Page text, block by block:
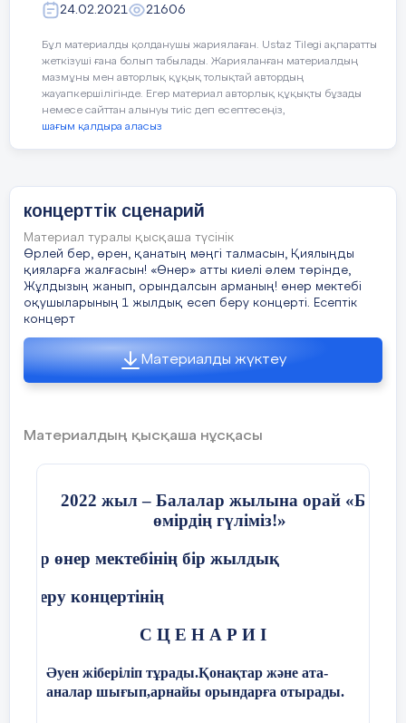
Шалқар қаласы
2020-2021 оқу жылы
Мақсаты:
Қосымша білім беру
арқылы білім
алушылардың сабақтан
тыс уақыттарда
ұйымдастыру
Міндеттері:
Оқу бағдарламаларын
іске асыру, сапалы
құрастыру, орындау.
бейімділігін,
мүмкіндігін ескере
отырып, дамуын
қамтамасыз ететін білім
24.02.2021 21606
Бұл материалды қолданушы жариялаған. Ustaz Tilegi ақпаратты
жеткізуші ғана болып табылады. Жарияланған материалдың
мазмұны мен авторлық құқық толықтай автордың
жауапкершілігінде. Егер материал авторлық құқықты бұзады
немесе сайттан алынуы тиіс деп есептесеңіз,
шағым қалдыра аласыз
концерттік сценарий
Материал туралы қысқаша түсінік
Өрлей бер, өрен, қанатың мәңгі талмасын, Қиялыңды
қияларға жалғасын! «Өнер» атты киелі әлем төрінде,
Жұлдызың жанып, орындалсын арманың! өнер мектебі
оқушыларының 1 жылдық есеп беру концерті. Есептік
концерт
Материалды жүктеу
Материалдың қысқаша нұсқасы
2022 жыл – Балалар жылына орай «Біз
өмірдің гүліміз!»
өнер мектебінің бір жылдық
беру концертінің
С Ц Е Н А Р И І
Әуен жіберіліп тұрады.Қонақтар және ата-
аналар шығып,арнайы орындарға отырады.